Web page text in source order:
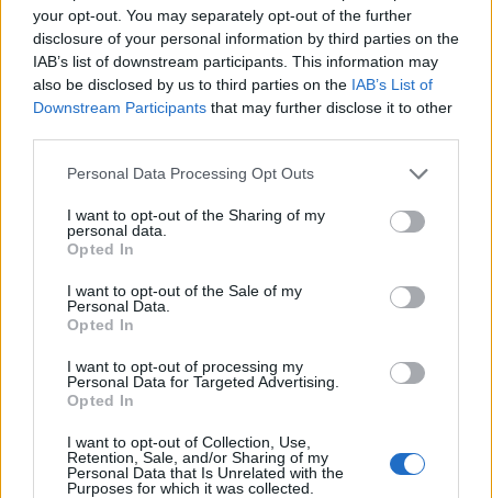
your opt-out. You may separately opt-out of the further
disclosure of your personal information by third parties on the
IAB’s list of downstream participants. This information may
also be disclosed by us to third parties on the IAB’s List of
Downstream Participants that may further disclose it to other
Please note that this website/app uses one or more Google
not limited to your visit or usage behaviour. You may click to
grant or deny consent to Google and its third-party tags to
use your data for below specified purposes in below Google
consent section.
Personal Data Processing Opt Outs
I want to opt-out of the Sharing of my
personal data.
Opted In
I want to opt-out of the Sale of my
Personal Data.
Opted In
I want to opt-out of processing my
Personal Data for Targeted Advertising.
Opted In
I want to opt-out of Collection, Use,
Retention, Sale, and/or Sharing of my
Personal Data that Is Unrelated with the
Purposes for which it was collected.
Pozostały wątpliwości? Brakuje czegoś w haśle?
Zobacz, co zyskują abonenci Dobrego słownika.
SPRAWDŹ
Często sprawdzane